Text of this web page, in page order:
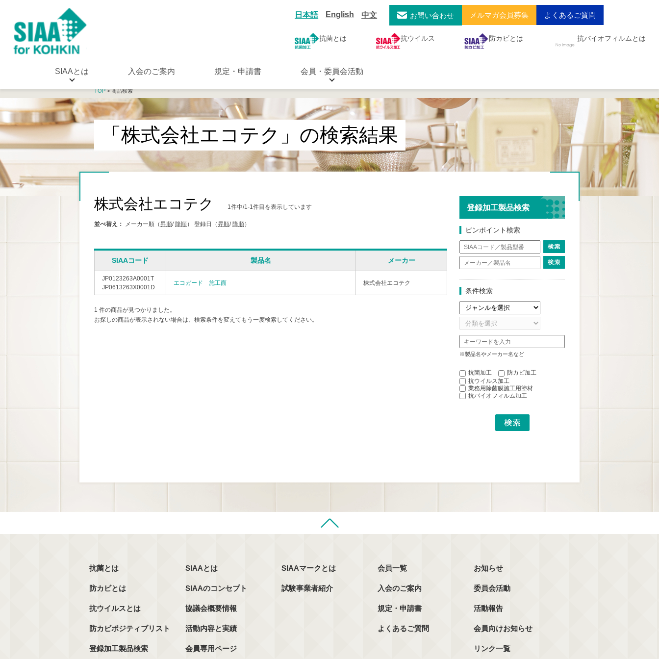
日本語 English 中文 お問い合わせ メルマガ会員募集 よくあるご質問
抗菌とは 抗ウイルス 防カビとは 抗バイオフィルムとは
SIAAとは 入会のご案内 規定・申請書 会員・委員会活動
TOP> 商品検索
「株式会社エコテク」の検索結果
株式会社エコテク 1件中/1-1件目を表示しています
並べ替え： メーカー順（昇順/ 降順） 登録日（昇順/ 降順）
SIAAコード 製品名 メーカー
JP0123263A0001T
JP0613263X0001D
エコガード 施工面 株式会社エコテク
1 件の商品が見つかりました。
お探しの商品が表示されない場合は、検索条件を変えてもう一度検索してください。
登録加工製品検索
ピンポイント検索
条件検索
※製品名やメーカー名など
抗菌加工
防カビ加工
抗ウイルス加工
業務用除菌膜施工用塗材
抗バイオフィルム加工
抗菌とは
防カビとは
抗ウイルスとは
防カビポジティブリスト
登録加工製品検索
SIAAとは
SIAAのコンセプト
協議会概要情報
活動内容と実績
会員専用ページ
SIAAマークとは
試験事業者紹介
会員一覧
入会のご案内
規定・申請書
よくあるご質問
お知らせ
委員会活動
活動報告
会員向けお知らせ
リンク一覧